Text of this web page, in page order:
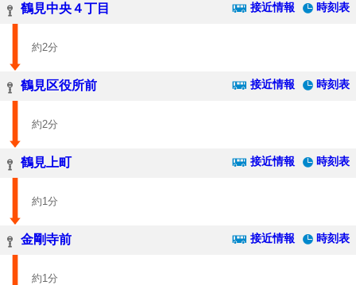
鶴見中央４丁目 接近情報 時刻表
約2分
鶴見区役所前 接近情報 時刻表
約2分
鶴見上町 接近情報 時刻表
約1分
金剛寺前 接近情報 時刻表
約1分